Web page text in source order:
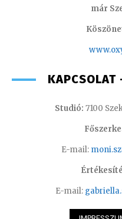
már
KAPCSOLAT
Studió: 7100
E-mail:
E-mail: